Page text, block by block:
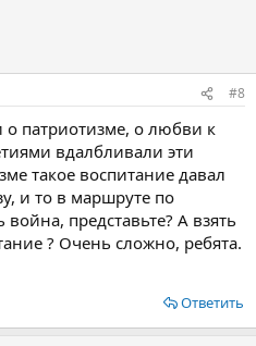
#8
о патриотизме, о любви к
вдалбливали эти
такое воспитание давал
и то в маршруте по
представьте? А взять
? Очень сложно, ребята.
Ответить